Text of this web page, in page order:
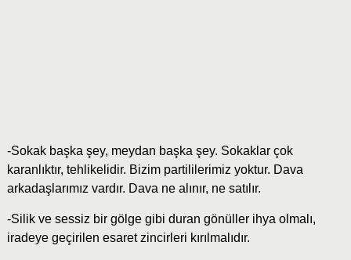
-Sokak başka şey, meydan başka şey. Sokaklar çok
karanlıktır, tehlikelidir. Bizim partililerimiz yoktur. Dava
arkadaşlarımız vardır. Dava ne alınır, ne satılır.
-Silik ve sessiz bir gölge gibi duran gönüller ihya olmalı,
iradeye geçirilen esaret zincirleri kırılmalıdır.